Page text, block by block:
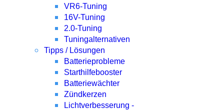
VR6-Tuning
16V-Tuning
2.0-Tuning
Tuningalternativen
Tipps / Lösungen
Batterieprobleme
Starthilfebooster
Batteriewächter
Zündkerzen
Lichtverbesserung -